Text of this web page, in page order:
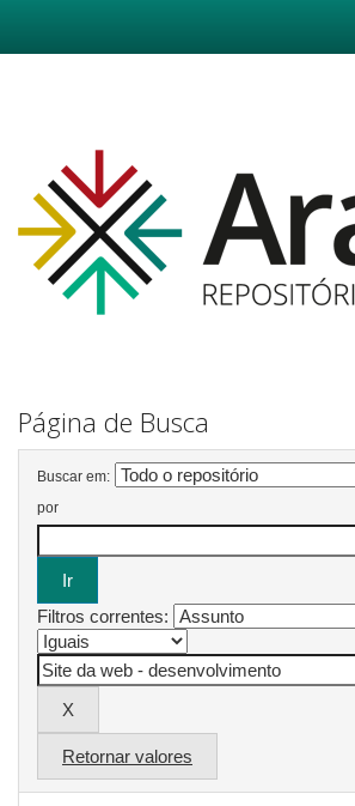
Página de Busca
Buscar em:
por
Filtros correntes:
Retornar valores